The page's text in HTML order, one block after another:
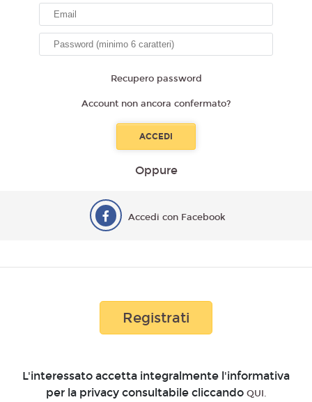
Recupero password
Account non ancora confermato?
Oppure
Accedi con Facebook
Registrati
L'interessato accetta integralmente l'informativa
per la privacy consultabile cliccando QUI.